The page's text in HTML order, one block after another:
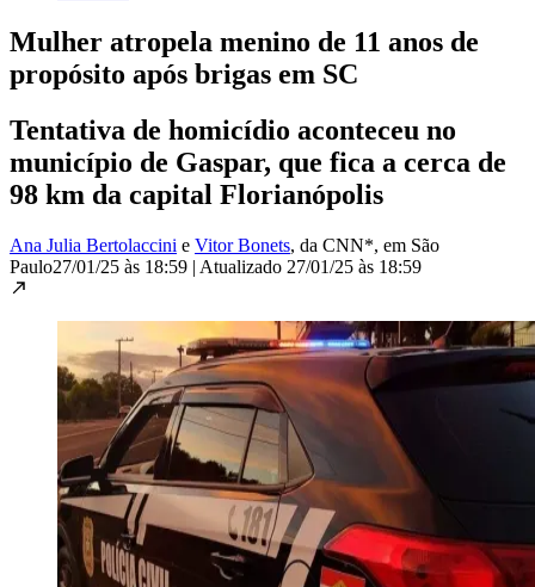
Mulher atropela menino de 11 anos de
propósito após brigas em SC
Tentativa de homicídio aconteceu no
município de Gaspar, que fica a cerca de
98 km da capital Florianópolis
Ana Julia Bertolaccini e Vitor Bonets, da CNN*, em São
Paulo27/01/25 às 18:59 | Atualizado 27/01/25 às 18:59